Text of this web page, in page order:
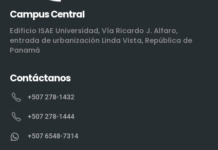
Campus Central
Edificio ISAE Universidad, Vía Ricardo J. Alfaro,
entrada de urbanización Linda Vista, República de
Panamá
Contáctanos
+507 278-1432
+507 278-1444
+507 6548-7314